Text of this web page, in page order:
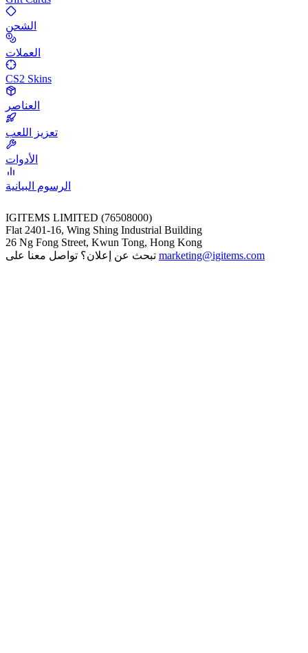
الشحن
العملات
CS2 Skins
العناصر
تعزيز اللعب
الأدوات
الرسوم البيانية
IGITEMS LIMITED (76508000)
Flat 2401-16, Wing Shing Industrial Building
26 Ng Fong Street, Kwun Tong, Hong Kong
marketing@igitems.com